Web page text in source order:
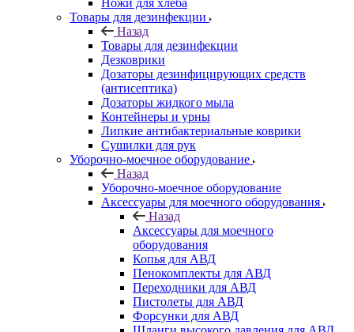
Ножи для хлеба
Товары для дезинфекции
Назад
Товары для дезинфекции
Дезковрики
Дозаторы дезинфицирующих средств
(антисептика)
Дозаторы жидкого мыла
Контейнеры и урны
Липкие антибактериальные коврики
Сушилки для рук
Уборочно-моечное оборудование
Назад
Уборочно-моечное оборудование
Аксессуары для моечного оборудования
Назад
Аксессуары для моечного
оборудования
Копья для АВД
Пенокомплекты для АВД
Переходники для АВД
Пистолеты для АВД
Форсунки для АВД